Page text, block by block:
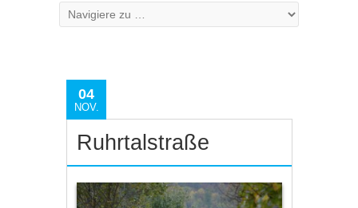
04
NOV.
Ruhrtalstraße